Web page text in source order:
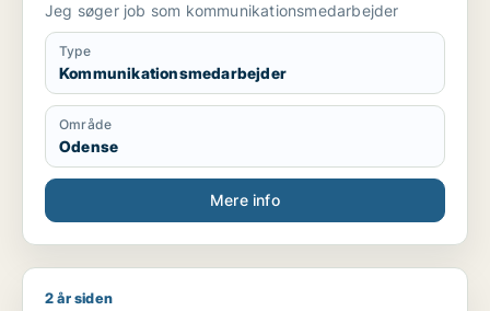
Jeg søger job som kommunikationsmedarbejder
Type
Kommunikationsmedarbejder
Område
Odense
Mere info
Mille søger job som marketingmedarbejder / sælger /
2 år siden